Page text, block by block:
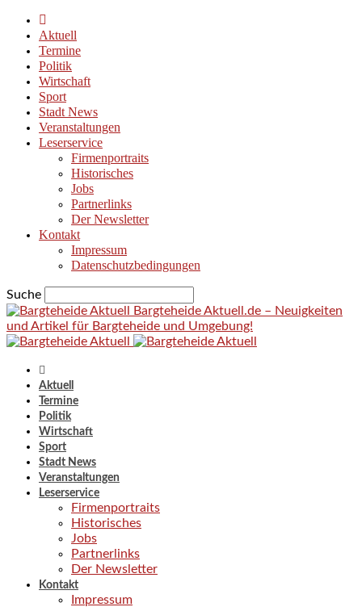
Aktuell
Termine
Politik
Wirtschaft
Sport
Stadt News
Veranstaltungen
Leserservice
Firmenportraits
Historisches
Jobs
Partnerlinks
Der Newsletter
Kontakt
Impressum
Datenschutzbedingungen
Suche
Bargteheide Aktuell.de – Neuigkeiten
und Artikel für Bargteheide und Umgebung!
Aktuell
Termine
Politik
Wirtschaft
Sport
Stadt News
Veranstaltungen
Leserservice
Firmenportraits
Historisches
Jobs
Partnerlinks
Der Newsletter
Kontakt
Impressum